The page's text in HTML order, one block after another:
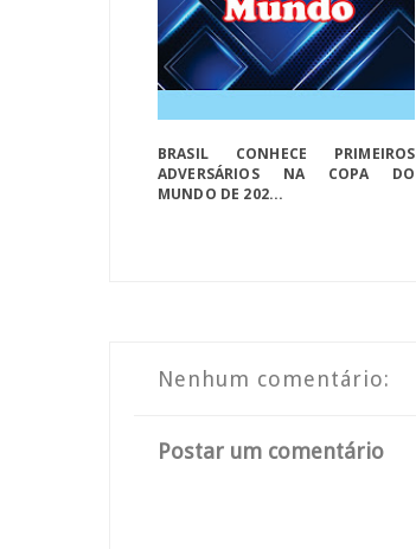
BRASIL CONHECE PRIMEIROS
ADVERSÁRIOS NA COPA DO
MUNDO DE 202...
Nenhum comentário:
Postar um comentário